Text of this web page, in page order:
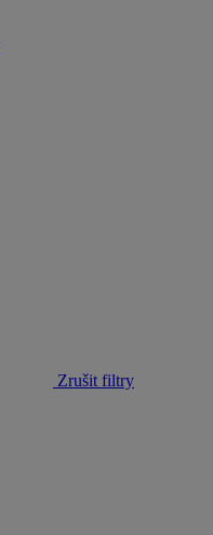
Zrušit filtry